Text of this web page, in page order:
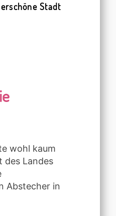
Stadt
wohl kaum
des Landes
Abstecher in